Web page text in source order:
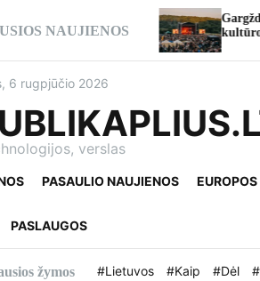
NAUJIENOS
Gargždai atšventė 773-
kultūros ir istorijos iki
6 rugpjūčio 2026
verslas
PASAULIO NAUJIENOS
PASLAUGOS
žymos #Lietuvos #Kaip #Dėl